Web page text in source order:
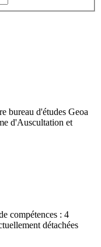
bureau d'études Geoa
d'Auscultation et
compétences : 4
détachées